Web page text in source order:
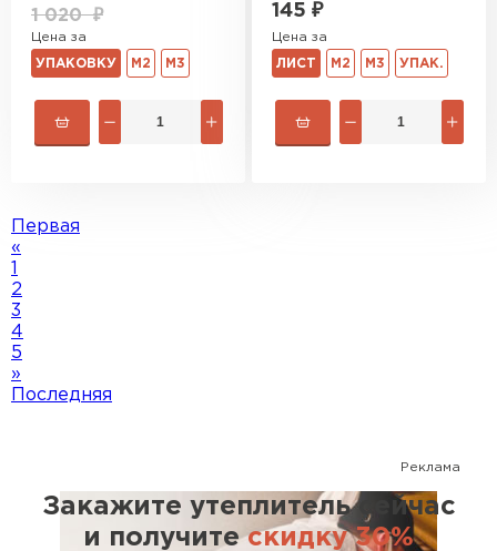
1 020₽
Цена за
УПАКОВКУ М2 М3
145 ₽
Цена за
ЛИСТ М2 М3 УПАК.
Первая
«
2
3
4
5
»
Последняя
Реклама
Закажите утеплитель сейчас
и получитескидку 30%